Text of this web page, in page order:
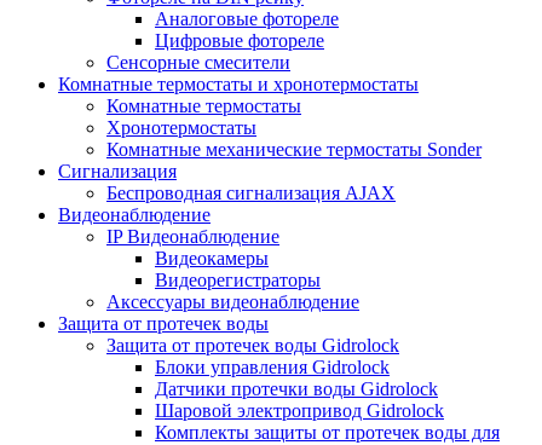
Аналоговые фотореле
Цифровые фотореле
Сенсорные смесители
Комнатные термостаты и хронотермостаты
Комнатные термостаты
Хронотермостаты
Комнатные механические термостаты Sonder
Сигнализация
Беспроводная сигнализация AJAX
Видеонаблюдение
IP Видеонаблюдение
Видеокамеры
Видеорегистраторы
Аксессуары видеонаблюдение
Защита от протечек воды
Защита от протечек воды Gidrolock
Блоки управления Gidrolock
Датчики протечки воды Gidrolock
Шаровой электропривод Gidrolock
Комплекты защиты от протечек воды для